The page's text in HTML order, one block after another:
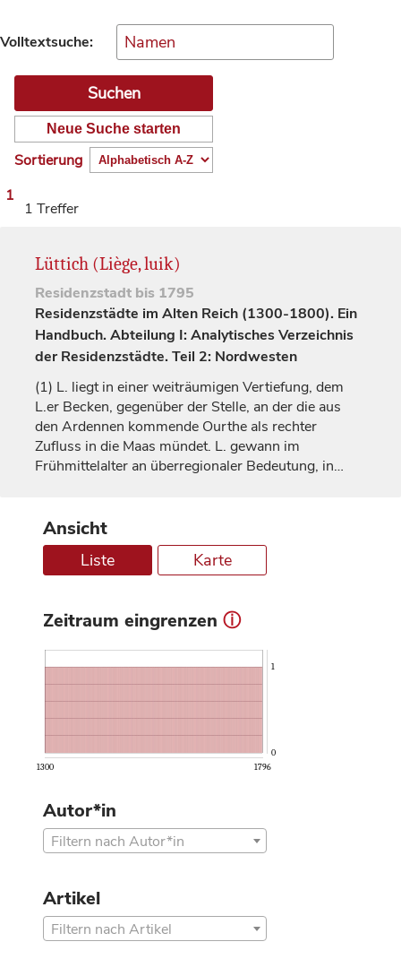
Volltextsuche:
Neue Suche starten
Sortierung
1
1 Treffer
Lüttich (Liège, luik)
Residenzstadt bis 1795
Residenzstädte im Alten Reich (1300-1800). Ein
Handbuch. Abteilung I: Analytisches Verzeichnis
der Residenzstädte. Teil 2: Nordwesten
(1) L. liegt in einer weiträumigen Vertiefung, dem
L.er Becken, gegenüber der Stelle, an der die aus
den Ardennen kommende Ourthe als rechter
Zufluss in die Maas mündet. L. gewann im
Frühmittelalter an überregionaler Bedeutung, in…
Ansicht
Liste Karte
Zeitraum eingrenzen ⓘ
1300 1796
0
1
Autor*in
Filtern nach Autor*in
Artikel
Filtern nach Artikel